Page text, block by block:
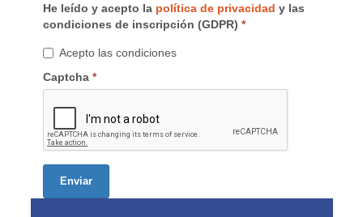
He leído y acepto la política de privacidad y las
condiciones de inscripción (GDPR) *
Acepto las condiciones
Captcha *
Enviar